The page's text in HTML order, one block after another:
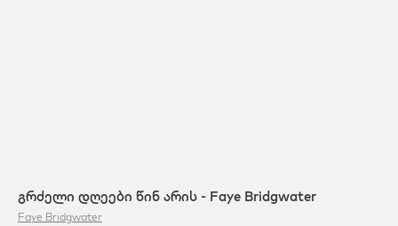
გრძელი დღეები წინ არის - Faye Bridgwater
Faye Bridgwater